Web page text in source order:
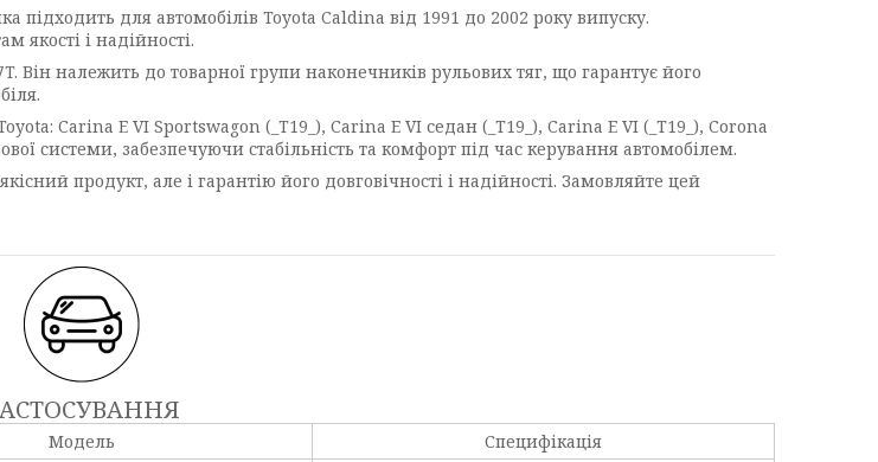
для автомобілів Toyota Caldina від 1991 до 2002 року випуску.
якості і надійності.
Він належить до товарної групи наконечників рульових тяг, що гарантує його
Carina E VI Sportswagon (_T19_), Carina E VI седан (_T19_), Carina E VI (_T19_), Corona
системи, забезпечуючи стабільність та комфорт під час керування автомобілем.
продукт, але і гарантію його довговічності і надійності. Замовляйте цей
Модель
Специфікація